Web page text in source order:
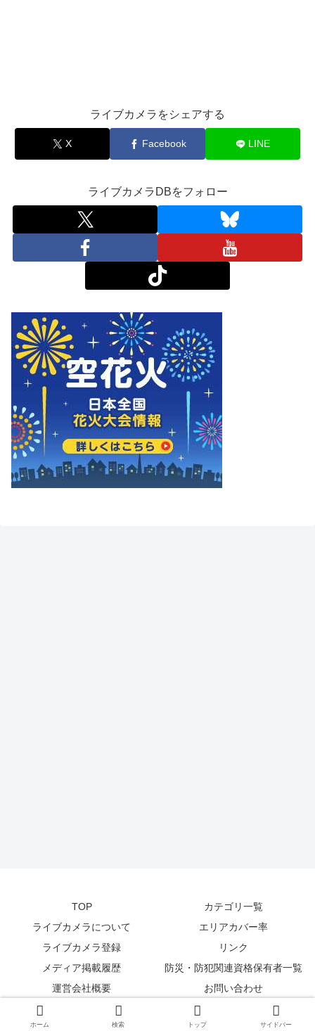
ライブカメラをシェアする
X Facebook LINE
ライブカメラDBをフォロー
TOP
カテゴリ一覧
ライブカメラについて
エリアカバー率
ライブカメラ登録
リンク
メディア掲載履歴
防災・防犯関連資格保有者一覧
運営会社概要
お問い合わせ
© 2014-2026 zetta segment Inc
ホーム 検索 トップ サイドバー